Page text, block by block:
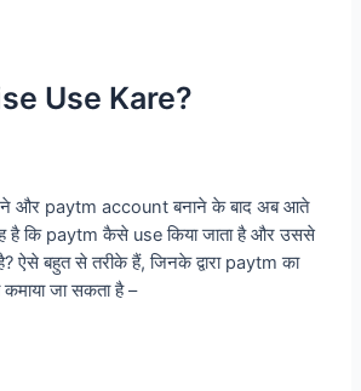
Use Kare?
और paytm account बनाने के बाद अब आते
है कि paytm कैसे use किया जाता है और उससे
ऐसे बहुत से तरीके हैं, जिनके द्वारा paytm का
जा सकता है –